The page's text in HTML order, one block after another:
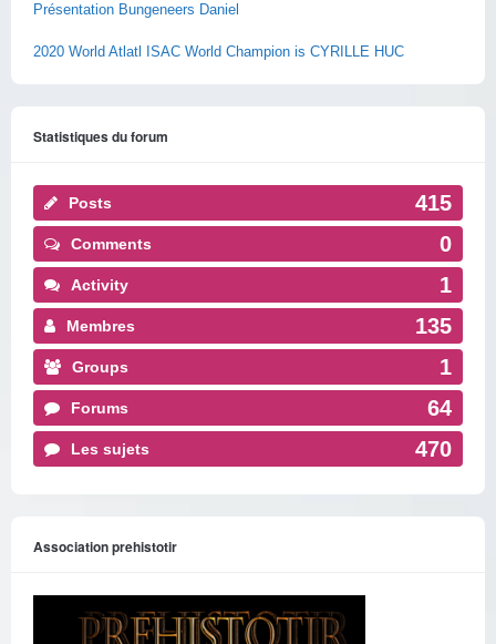
Présentation Bungeneers Daniel
2020 World Atlatl ISAC World Champion is CYRILLE HUC
Statistiques du forum
Posts 415
Comments 0
Activity 1
Membres 135
Groups 1
Forums 64
Les sujets 470
Association prehistotir